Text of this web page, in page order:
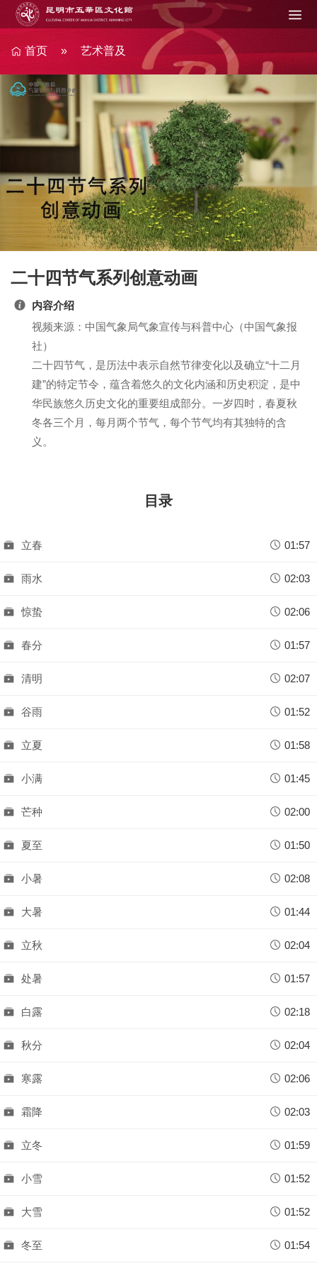
Jump to navigation
这
首页 » 艺术普及
二十四节气系列创意动画
内容介绍
视频来源：中国气象局气象宣传与科普中心（中国气象报
社）
二十四节气，是历法中表示自然节律变化以及确立“十二月
建”的特定节令，蕴含着悠久的文化内涵和历史积淀，是中
华民族悠久历史文化的重要组成部分。一岁四时，春夏秋
冬各三个月，每月两个节气，每个节气均有其独特的含
义。
目录
立春 01:57
雨水 02:03
惊蛰 02:06
春分 01:57
清明 02:07
谷雨 01:52
立夏 01:58
小满 01:45
芒种 02:00
夏至 01:50
小暑 02:08
大暑 01:44
立秋 02:04
处暑 01:57
白露 02:18
秋分 02:04
寒露 02:06
霜降 02:03
立冬 01:59
小雪 01:52
大雪 01:52
冬至 01:54